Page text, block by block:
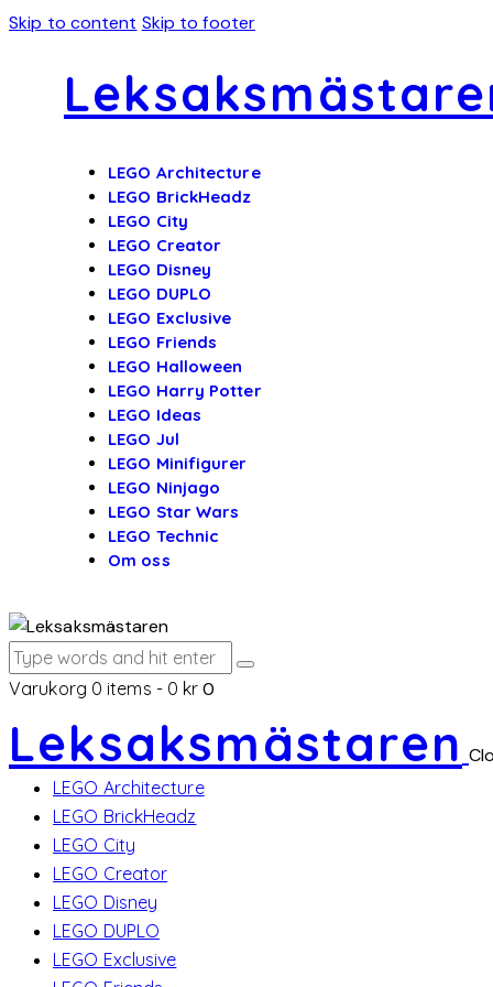
Skip to content Skip to footer
LEGO Architecture
LEGO BrickHeadz
LEGO City
LEGO Creator
LEGO Disney
LEGO DUPLO
LEGO Exclusive
LEGO Friends
LEGO Halloween
LEGO Harry Potter
LEGO Ideas
LEGO Jul
LEGO Minifigurer
LEGO Ninjago
LEGO Star Wars
LEGO Technic
Om oss
Varukorg 0 items - 0 kr 0
Leksaksmästaren
LEGO Architecture
LEGO BrickHeadz
LEGO City
LEGO Creator
LEGO Disney
LEGO DUPLO
LEGO Exclusive